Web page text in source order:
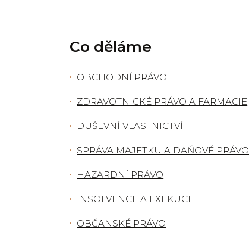
Co děláme
OBCHODNÍ PRÁVO
ZDRAVOTNICKÉ PRÁVO A FARMACIE
DUŠEVNÍ VLASTNICTVÍ
SPRÁVA MAJETKU A DAŇOVÉ PRÁVO
HAZARDNÍ PRÁVO
INSOLVENCE A EXEKUCE
OBČANSKÉ PRÁVO